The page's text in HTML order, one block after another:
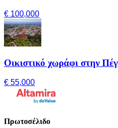
€ 100,000
Οικιστικό χωράφι στην
€ 55,000
Πρωτοσέλιδο